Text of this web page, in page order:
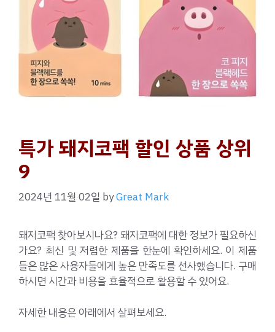
특가 돼지코팩 할인 상품 상위
9
2024년 11월 02일 byGreat Mark
돼지코팩 찾아보시나요? 돼지코팩에 대한 정보가 필요하신
가요? 최신 및 저렴한 제품을 한눈에 확인하세요. 이 제품
들은 많은 사용자들에게 높은 만족도를 선사했습니다. 구매
하시면 시간과 비용을 효율적으로 활용할 수 있어요.
자세한 내용은 아래에서 살펴보세요.